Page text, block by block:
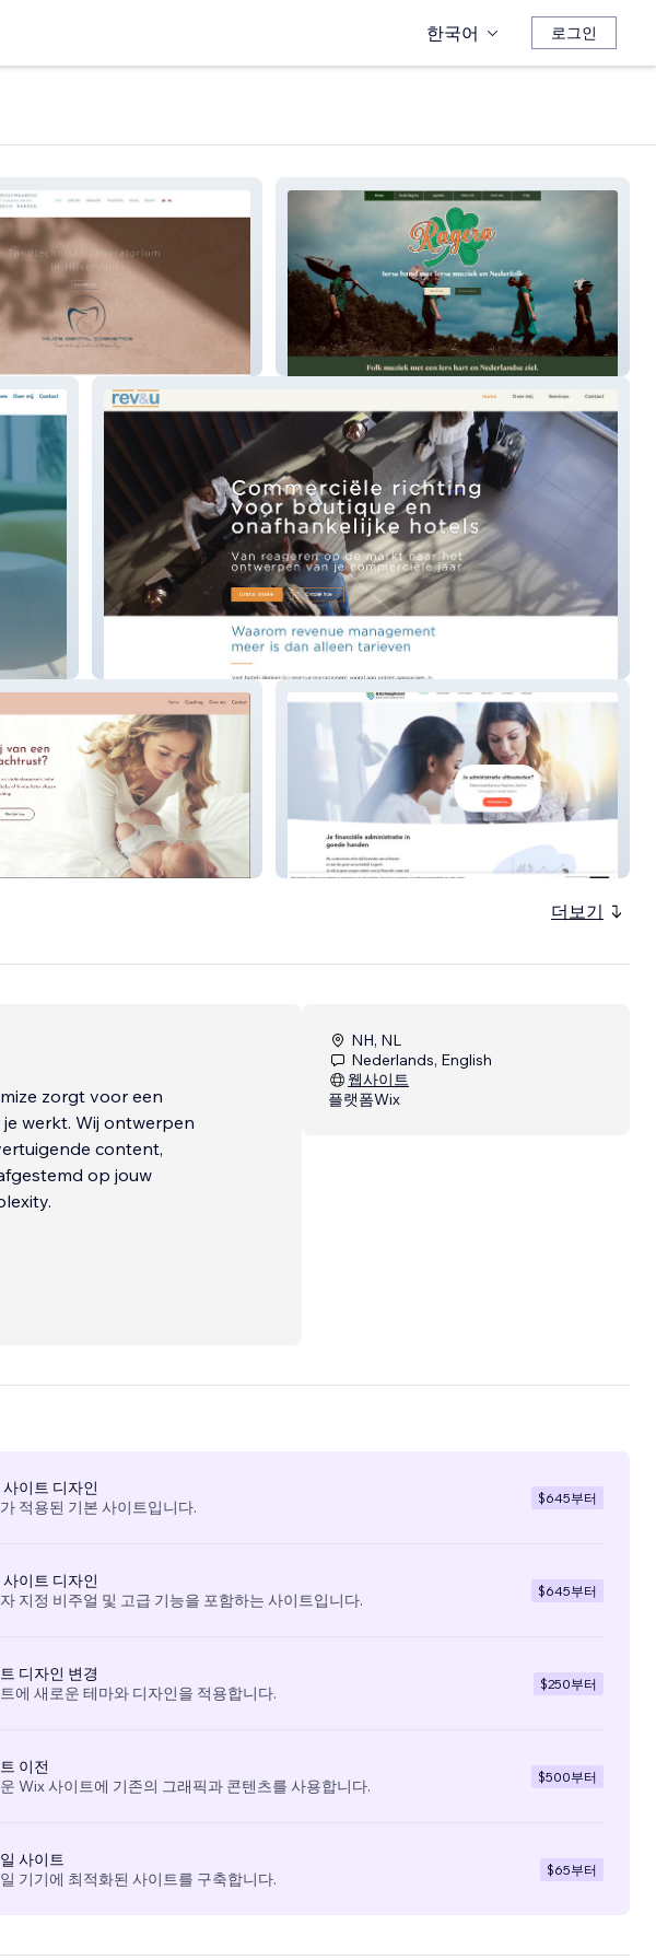
한국어 로그인
Ragera
Revenue Consultant
AKHSS
더보기
zorgt voor een
werkt. Wij ontwerpen
content,
op jouw
voor AI-
NH, NL
Nederlands, English
웹사이트
플랫폼Wix
사이트 디자인
적용된 기본 사이트입니다.
$645부터
사이트 디자인
지정 비주얼 및 고급 기능을 포함하는 사이트입니다.
$645부터
디자인 변경
에 새로운 테마와 디자인을 적용합니다.
$250부터
이전
Wix 사이트에 기존의 그래픽과 콘텐츠를 사용합니다.
$500부터
사이트
기기에 최적화된 사이트를 구축합니다.
$65부터